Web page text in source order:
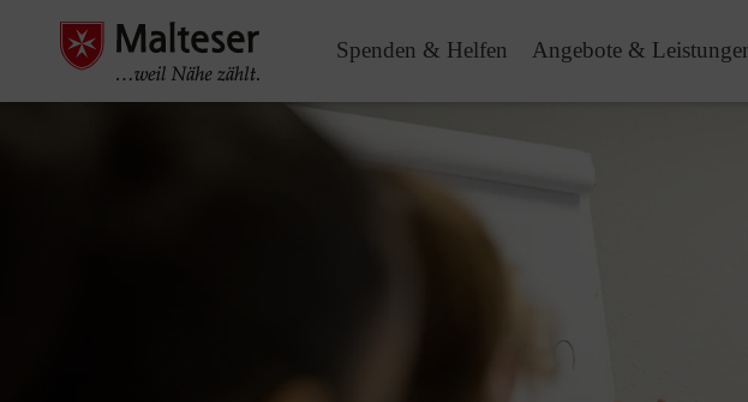
Spenden & Helfen Angebote &